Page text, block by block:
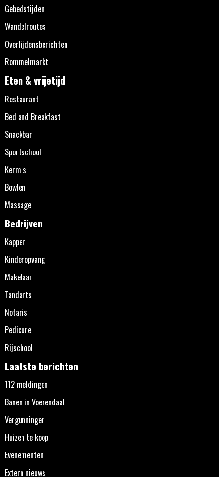
Gebedstijden
Wandelroutes
Overlijdensberichten
Rommelmarkt
Eten & vrijetijd
Restaurant
Bed and Breakfast
Snackbar
Sportschool
Kermis
Bowlen
Massage
Bedrijven
Kapper
Kinderopvang
Makelaar
Tandarts
Notaris
Pedicure
Rijschool
Laatste berichten
112 meldingen
Banen in Voerendaal
Vergunningen
Huizen te koop
Evenementen
Extern nieuws